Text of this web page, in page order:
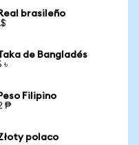
brasileño
de Bangladés
৳
Filipino
₱
polaco